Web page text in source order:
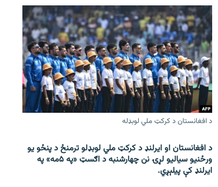
د افغانستان د کرکټ ملي لوبډله
د افغانستان او ایرلنډ د کرکټ ملي لوبډلو ترمنځ د پنځو یو
ورځنیو سیالیو لړۍ نن چهارشنبه د اګسټ «په ۵مه» په
ایرلنډ کې پیلېږي.